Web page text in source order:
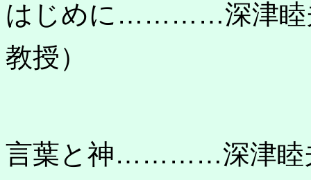
はじめに…………深津睦
教授）
言葉と神…………深津